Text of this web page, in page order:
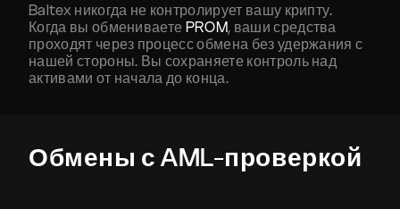
Baltex никогда не контролирует вашу крипту.
Когда вы обмениваете PROM, ваши средства
проходят через процесс обмена без удержания с
нашей стороны. Вы сохраняете контроль над
активами от начала до конца.
Обмены с AML-проверкой